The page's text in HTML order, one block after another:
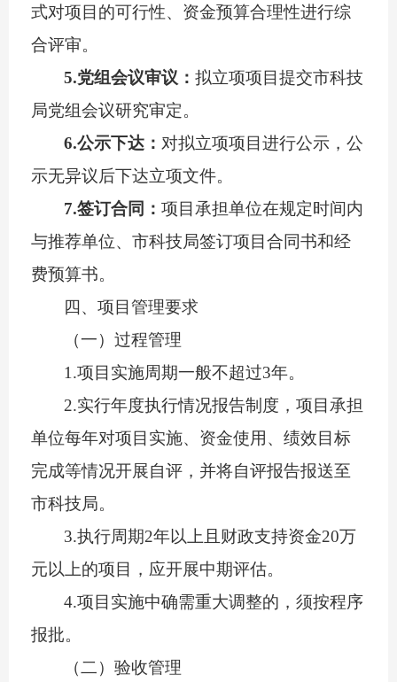
式对项目的可行性、资金预算合理性进行综
合评审。
5.党组会议审议：拟立项项目提交市科技
局党组会议研究审定。
6.公示下达：对拟立项项目进行公示，公
示无异议后下达立项文件。
7.签订合同：项目承担单位在规定时间内
与推荐单位、市科技局签订项目合同书和经
费预算书。
四 、项目管理要求
（一）过程管理
1.项目实施周期一般不超过3年。
2.实行年度执行情况报告制度，项目承担
单位每年对项目实施、资金使用、绩效目标
完成等情况开展自评，并将自评报告报送至
市科技局。
3.执行周期2年以上且财政支持资金20万
元以上的项目，应开展中期评估。
4.项目实施中确需重大调整的，须按程序
报批。
（二）验收管理